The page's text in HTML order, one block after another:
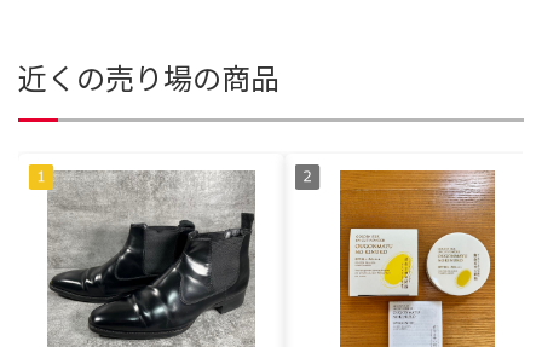
近くの売り場の商品